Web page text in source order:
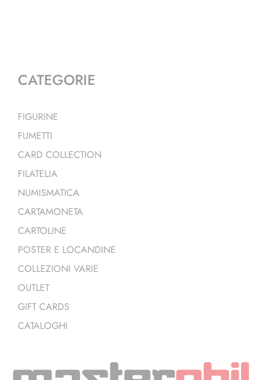
CATEGORIE
FIGURINE
FUMETTI
CARD COLLECTION
FILATELIA
NUMISMATICA
CARTAMONETA
CARTOLINE
POSTER E LOCANDINE
COLLEZIONI VARIE
OUTLET
GIFT CARDS
CATALOGHI